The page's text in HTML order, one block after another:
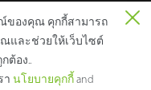
reserved.
ของคุณ คุกกี้สามารถ
และช่วยให้เว็บไซต์
ต้อง..
า นโยบายคุกกี้and